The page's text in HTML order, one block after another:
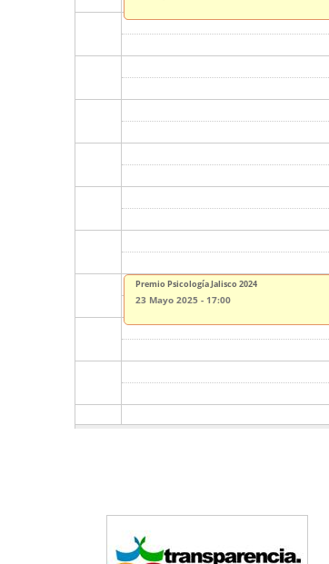
Premio Psicología Jalisco 2024
23 Mayo 2025 - 17:00